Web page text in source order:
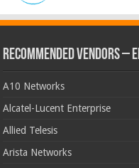
Recommended Vendors
A10 Networks
Alcatel-Lucent Enterprise
Allied Telesis
Arista Networks